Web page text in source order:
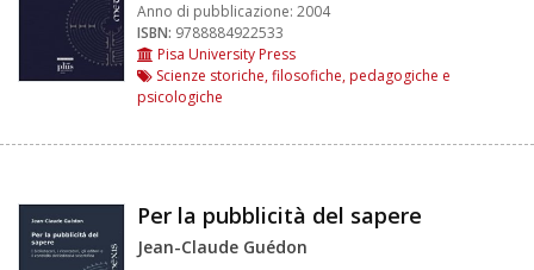
Anno di pubblicazione: 2004
ISBN: 9788884922533
Pisa University Press
Scienze storiche, filosofiche, pedagogiche e
psicologiche
Per la pubblicità del sapere
Jean-Claude Guédon